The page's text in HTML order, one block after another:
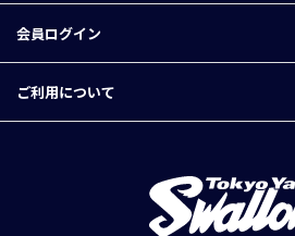
会員ログイン
ご利用について